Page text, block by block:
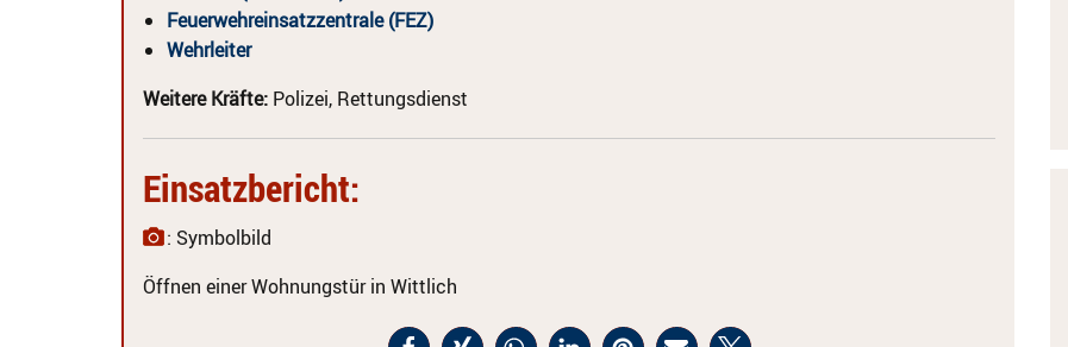
Feuerwehreinsatzzentrale (FEZ)
Wehrleiter
Weitere Kräfte: Polizei, Rettungsdienst
Einsatzbericht:
: Symbolbild
Öffnen einer Wohnungstür in Wittlich